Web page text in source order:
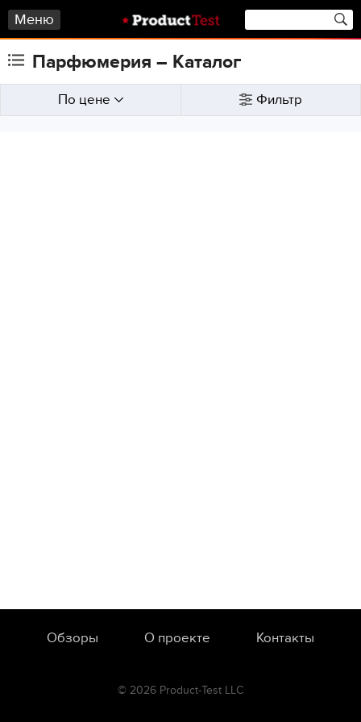
Меню
Парфюмерия – Каталог
По цене Фильтр
Обзоры О проекте Контакты
© 2026 Product-Test LLC